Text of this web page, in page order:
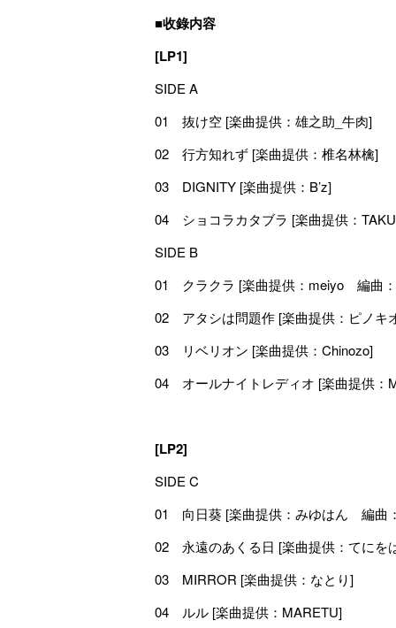
■收錄内容
[LP1]
SIDE A
01 抜け空 [楽曲提供：雄之助_牛肉]
02 行方知れず [楽曲提供：椎名林檎]
03 DIGNITY [楽曲提供：B’z]
04 ショコラカタブラ [楽曲提供：
SIDE B
01 クラクラ [楽曲提供：meiyo 編曲：
02 アタシは問題作 [楽曲提供：ピノキ
03 リベリオン [楽曲提供：Chinozo]
04 オールナイトレディオ [楽曲提供：
[LP2]
SIDE C
01 向日葵 [楽曲提供：みゆはん 編曲
02 永遠のあくる日 [楽曲提供：てにを
03 MIRROR [楽曲提供：なとり]
04 ルル [楽曲提供：MARETU]